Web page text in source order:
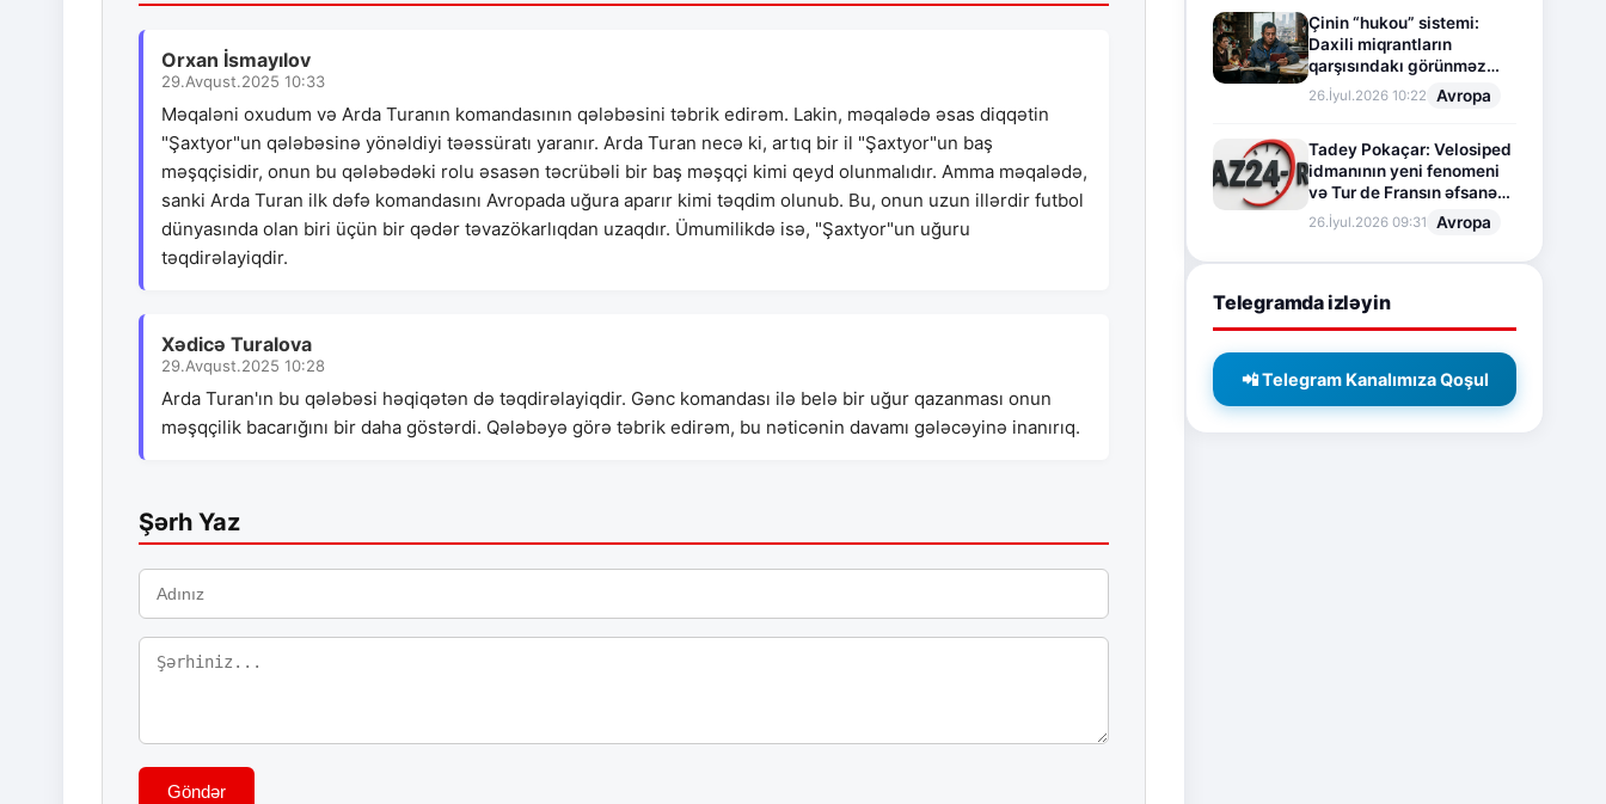
Orxan İsmayılov
29.Avqust.2025 10:33
Məqaləni oxudum və Arda Turanın komandasının qələbəsini təbrik edirəm. Lakin, məqalədə əsas diqqətin
"Şaxtyor"un qələbəsinə yönəldiyi təəssüratı yaranır. Arda Turan necə ki, artıq bir il "Şaxtyor"un baş
məşqçisidir, onun bu qələbədəki rolu əsasən təcrübəli bir baş məşqçi kimi qeyd olunmalıdır. Amma məqalədə,
sanki Arda Turan ilk dəfə komandasını Avropada uğura aparır kimi təqdim olunub. Bu, onun uzun illərdir futbol
dünyasında olan biri üçün bir qədər təvazökarlıqdan uzaqdır. Ümumilikdə isə, "Şaxtyor"un uğuru
təqdirəlayiqdir.
Xədicə Turalova
29.Avqust.2025 10:28
Arda Turan'ın bu qələbəsi həqiqətən də təqdirəlayiqdir. Gənc komandası ilə belə bir uğur qazanması onun
məşqçilik bacarığını bir daha göstərdi. Qələbəyə görə təbrik edirəm, bu nəticənin davamı gələcəyinə inanırıq.
Şərh Yaz
Göndər
Çinin “hukou” sistemi:
Daxili miqrantların
qarşısındakı görünməz
sədd
26.İyul.2026 10:22 Avropa
Tadey Pokaçar: Velosiped
idmanının yeni fenomeni
və Tur de Fransın əfsanəvi
səhifəsi
26.İyul.2026 09:31 Avropa
Telegramda izləyin
📲 Telegram Kanalımıza Qoşul